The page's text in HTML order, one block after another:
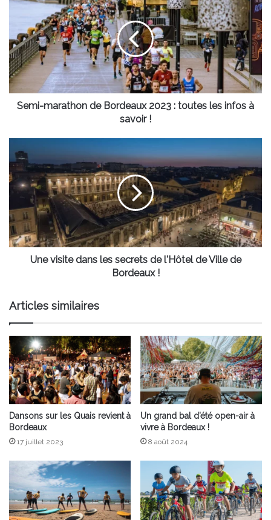
marathon
Bordeaux
2023
:
toutes
les
infos
Semi-marathon de Bordeaux 2023 : toutes les infos à
savoir !
visite
dans
les
secrets
de
l'Hôtel
de
Ville
Une visite dans les secrets de l'Hôtel de Ville de
Bordeaux !
Articles similaires
Dansons sur les Quais revient à
Bordeaux
17 juillet 2023
Un grand bal d’été open-air à
vivre à Bordeaux !
8 août 2024